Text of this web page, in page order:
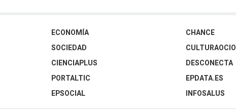
ECONOMÍA
SOCIEDAD
CIENCIAPLUS
PORTALTIC
EPSOCIAL
CHANCE
CULTURAOCIO
DESCONECTA
EPDATA.ES
INFOSALUS